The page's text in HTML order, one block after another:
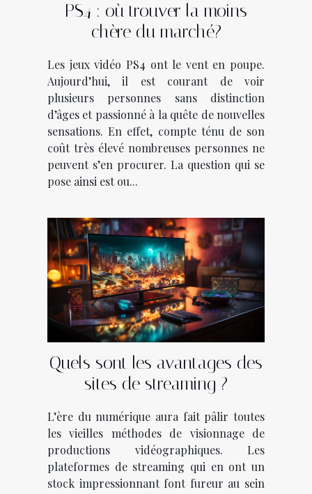
PS4 : où trouver la moins
chère du marché?
Les jeux vidéo PS4 ont le vent en poupe.
Aujourd’hui, il est courant de voir
plusieurs personnes sans distinction
d’âges et passionné à la quête de nouvelles
sensations. En effet, compte ténu de son
coût très élevé nombreuses personnes ne
peuvent s’en procurer. La question qui se
pose ainsi est ou...
Quels sont les avantages des
sites de streaming ?
L’ère du numérique aura fait pâlir toutes
les vieilles méthodes de visionnage de
productions vidéographiques. Les
plateformes de streaming qui en ont un
stock impressionnant font fureur au sein